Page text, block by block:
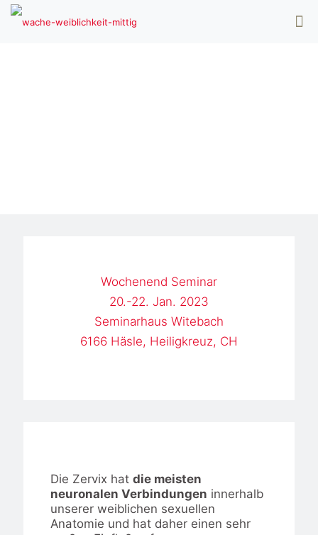
Wochenend Seminar
20.-22. Jan. 2023
Seminarhaus Witebach
6166 Häsle, Heiligkreuz, CH
Die Zervix hatdie meisten
neuronalen Verbindungen innerhalb
unserer weiblichen sexuellen
Anatomie und hat daher einen sehr